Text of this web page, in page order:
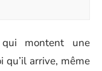
montent une
arrive, même